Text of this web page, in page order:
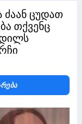
ძაან ცუდათ
თქვენც